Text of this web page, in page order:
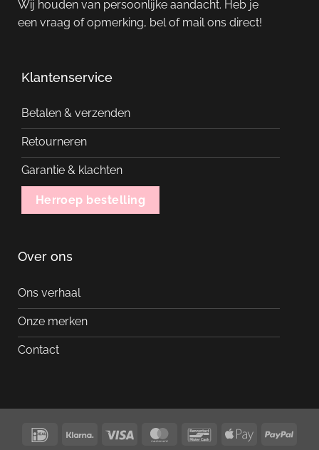
Wij houden van persoonlijke aandacht. Heb je
een vraag of opmerking, bel of mail ons direct!
Klantenservice
Betalen & verzenden
Retourneren
Garantie & klachten
Herroep bestelling
Over ons
Ons verhaal
Onze merken
Contact
IDeal Klarna Visa MasterCardBancontactApple